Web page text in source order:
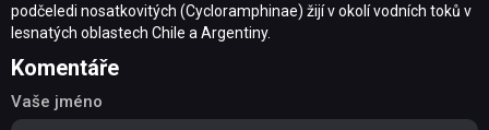
podčeledi nosatkovitých (Cycloramphinae) žijí v okolí vodních toků v
lesnatých oblastech Chile a Argentiny.
Komentáře
Vaše jméno